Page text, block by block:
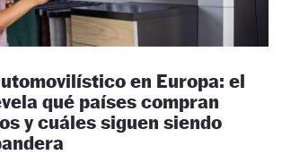
en Europa: el
qué países compran
y cuáles siguen siendo